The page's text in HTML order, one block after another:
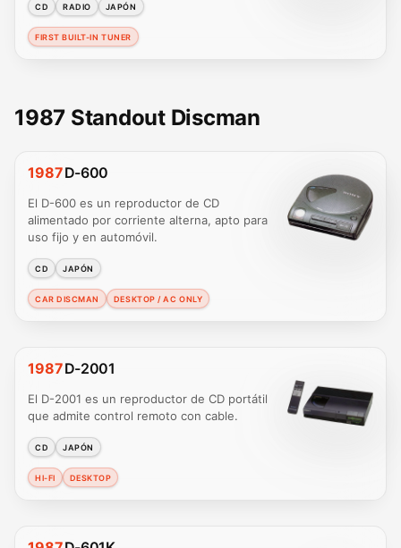
CD RADIO JAPÓN
FIRST BUILT-IN TUNER
1987 Standout Discman
1987D-600
El D-600 es un reproductor de CD
alimentado por corriente alterna, apto para
uso fijo y en automóvil.
CD JAPÓN
CAR DISCMAN DESKTOP / AC ONLY
1987D-2001
El D-2001 es un reproductor de CD portátil
que admite control remoto con cable.
CD JAPÓN
HI-FI DESKTOP